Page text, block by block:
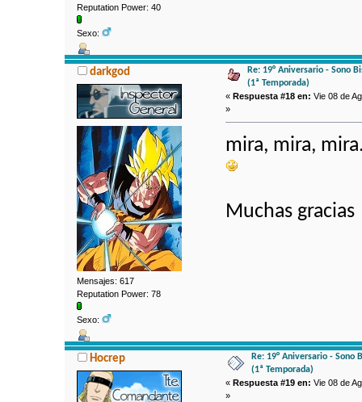
Reputation Power: 40
Sexo:
darkgod
Mensajes: 617
Reputation Power: 78
Sexo:
Re: 19° Aniversario - Sono
(1ª Temporada)
«Respuesta #18 en: Vie 08 de
»
mira, mira,
Muchas
Hocrep
Re: 19° Aniversario - Sono
(1ª Temporada)
« Respuesta #19 en: Vie 08 de
»